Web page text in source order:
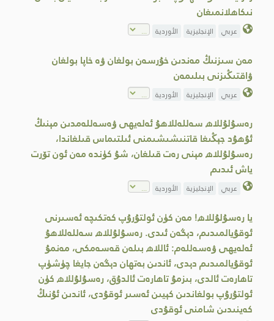
نىكاھلانمىغان
عربي الإنجليزية الأوردية
مەن سىزنىڭ مەندىن خۇرسەن بولغان ۋە خاپا بولغان
ۋاقتىڭىزنى بىلىمەن
عربي الإنجليزية الأوردية
رەسۇلۇللاھ سەللەللاھۇ ئەلەيھى ۋەسەللەمدىن مېنىڭ
ئۇھۇد جېڭىغا قاتنىشىشىمنى ئىلتىماس قىلغاندا،
رەسۇلۇللاھ مېنى رەت قىلغان، شۇ كۈندە مەن ئون تۆرت
ياش ئىدىم
عربي الإنجليزية الأوردية
يا رەسۇلۇللاھ! مەن كۈن ئولتۇرۇپ كەتكىچە ئەسىرنى
ئوقۇيالمىدىم، دېگەن ئىدى. رەسۇلۇللاھ سەللەللاھۇ
ئەلەيھى ۋەسەللەم: ئاللاھ بىلەن قەسەمكى، مەنمۇ
ئوقۇيالمىدىم دېدى، ئاندىن بەتھان دېگەن جايغا چۈشۈپ
تاھارەت ئالدى، بىزمۇ تاھارەت ئالدۇق، رەسۇلۇللاھ كۈن
ئولتۇرۇپ بولغاندىن كېيىن ئەسىر ئوقۇدى، ئاندىن ئۇنىڭ
كەينىدىن شامنى ئوقۇدى